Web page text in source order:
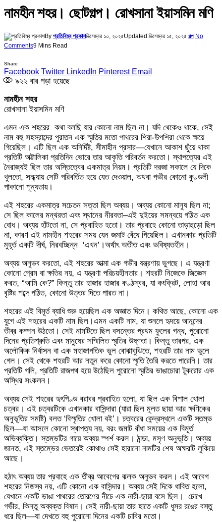
নামহীন শহর। ছোটগল্প। রোখসানা ইয়াসমিন মণি
By প্রতিবিম্ব প্রকাশডিসেম্বর ১০, ২০২৫Updated:ডিসেম্বর ১৫, ২০২৫ গল্প No
Comments9 Mins Read
Share
Facebook Twitter LinkedIn Pinterest Email
৯২২ বার পড়া হয়েছে
নামহীন শহর
​রোখসানা ইয়াসমিন মণি
এমন এক ​শহরের কথা বলছি যার কোনো নাম ছিল না। যদি থেকেও থাকে, সেই
নাম বহু সহস্রাব্দের পুরাতন এক স্মৃতির মতো পাথরের শিরা-উপশিরা থেকে ক্ষয়ে
গিয়েছিল। এটি ছিল এক অনির্দিষ্ট, সীমাহীন প্রসার—যেখানে আকাশ ছুঁয়ে থাকা
প্রতিটি অট্টালিকা প্রতিদিন ভোরে তার আকৃতি পরিবর্তন করতো। স্থাপত্যের এই
নৈরাজ্যই ছিল তার অস্তিত্বের একমাত্র নিয়ম। প্রতিটি দরজা সকালে যে দিকে
খুলতো, সন্ধ্যায় সেটি পরিবর্তিত হয়ে যেত দেওয়াল, অথবা গভীর কোনো কুণ্ডলী
পাকানো শূন্যতায়।
​এই শহরের একমাত্র সচেতন সত্তা ছিল অব্যয়। অব্যয় কোনো মানুষ ছিল না;
সে ছিল কালের মন্থরতা এবং স্থানের নীরবতা–এই দুইয়ের সমন্বয়ে গঠিত এক
বোধ। অব্যয় হাঁটতো না, সে প্রবাহিত হতো। তার প্রবাহে কোনো তাড়াহুড়ো ছিল
না, কারণ এই নামহীন শহরের সময় যেন জমাট বেঁধে গিয়েছিল। এখানকার প্রতিটি
মুহূর্ত একটি দীর্ঘ, নিরবচ্ছিন্ন ‘এখন’।অর্থাৎ অতীত এবং ভবিষ্যতহীন।
​অব্যয় অনুভব করতো, এই শহরের আত্মা এক গভীর যন্ত্রণায় ভুগছে। এ যন্ত্রণা
কোনো প্রেম বা ক্ষতির নয়, এ যন্ত্রণা পরিচয়হীনতার। শহরটি নিজেকে জিজ্ঞেস
করত, “আমি কে?” কিন্তু তার হাজার হাজার কণ্ঠস্বর, যা কংক্রিট, লোহা আর
বৃষ্টির শব্দে গঠিত, কোনো উত্তর দিতে পারত না।
​শহরের এই বিমূর্ত ব্যাধি শুরু হয়েছিল এক অজ্ঞাত দিনে। কথিত আছে, কোনো এক
যুগে এই শহরের একটি নাম ছিল।এমন একটি নাম, যা শুনলে হৃদয়ে আনন্দের
তীব্র কম্পন উঠতো। সেই নামটিতে ছিল বসন্তের প্রথম ফুলের গন্ধ, পুরোনো
দিনের প্রতিশ্রুতি এবং মানুষের সম্মিলিত স্মৃতির উষ্ণতা। কিন্তু তারপর, এক
অলৌকিক নির্বাসন বা এক মহাজাগতিক ভুল বোঝাবুঝিতে, শহরটি তার নাম ভুলে
গেল। সেই থেকে শহরটি আর নতুন করে কোনো স্মৃতি তৈরি করতে পারেনি। তার
প্রতিটি গলি, প্রতিটি রাজপথ হয়ে উঠেছিল পুরোনো স্মৃতির ভাঙাচোরা টুকরোর এক
অস্থির সংকলন।
​অব্যয় সেই শহরের হৃৎপিণ্ড বরাবর প্রবাহিত হলো, যা ছিল এক বিশাল খোলা
চত্বর। এই চত্বরটিকে এখানকার বাসিন্দারা (যারা ছিল মূলত ছায়া আর ক্ষণিকের
অনুভূতির সমষ্টি) বলত ‘বিস্মৃতির খোলা বই’। চত্বরের কেন্দ্রস্থলে একটি স্তম্ভ
ছিল—যা আসলে কোনো স্থাপত্য নয়, বরং জমাট বাঁধা সময়ের এক বিমূর্ত
অভিব্যক্তি। স্তম্ভটির গায়ে অব্যয় স্পর্শ করল। ঠান্ডা, মসৃণ অনুভূতি। অব্যয়
জানত, এই স্তম্ভের ভেতরেই কোথাও সেই হারানো নামটির শেষ অক্ষরটি লুকিয়ে
আছে।
​হঠাৎ অব্যয় তার প্রবাহে এক তীব্র আবেগের ঝলক অনুভব করল। এই আবেগ
শহরের নিজস্ব নয়, এটি কোনো এক বাসিন্দার। অব্যয় সেই দিকে ধাবিত হলো,
যেখানে একটি ভাঙা পাথরের তোরণের নীচে এক নারী-ছায়া বসে ছিল। চোখে
গভীর, কিন্তু অব্যক্ত বিষাদ। সেই নারী-ছায়া তার হাতে একটি ধূসর রঙের বস্তু
ধরে ছিল—যা দেখতে বহু পুরোনো দিনের একটি চাবির মতো।